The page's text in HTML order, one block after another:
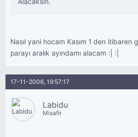
Nasıl yani hocam Kasım 1 den itibaren
parayı aralık ayındamı alacam :| :|
17-11-2006, 19:57:17
Labidu
Misafir